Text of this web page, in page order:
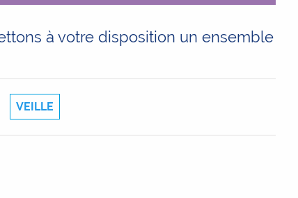
à votre disposition un ensemble
VEILLE